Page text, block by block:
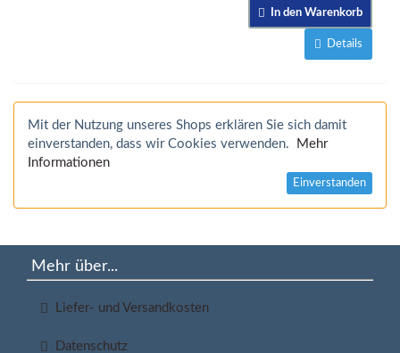
In den Warenkorb
Details
Mit der Nutzung unseres Shops erklären Sie sich damit
einverstanden, dass wir Cookies verwenden.
Mehr
Informationen
Einverstanden
Mehr über...
Liefer- und Versandkosten
Datenschutz